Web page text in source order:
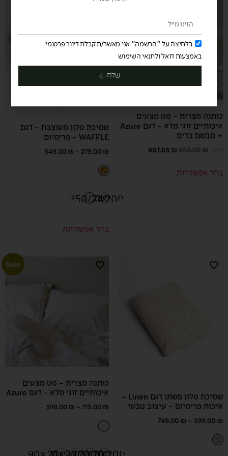
כותנה מצרית – סט מצעים
איכותיים זוגי מלא – דגם Azure
+ מבשם בדים
953.00₪
807.65 ₪
בחר אפשרויות
שמיכת סלון מעוצבת – דגם
WAFFLE – פרימיום
279.00 ₪
–
549.00 ₪
120/200
250/240
בחר אפשרויות
שמיכת סלון פשתן דגם Linen –
איכות פרימיום – עיצוב טבעי
399.00 ₪
–
749.00 ₪
Sale
כותנה מצרית – סט מצעים
איכותיים זוגי מלא – דגם Azure
715.00 ₪
–
916.00 ₪
בלחיצה על ״הרשמה״ אני מאשר/ת קבלת דיוור פרסומי
באמצעות דואל ולתנאי השימוש
שלח